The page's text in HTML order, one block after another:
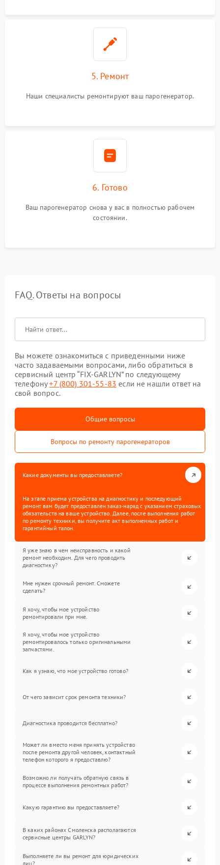
5. Ремонт
Наши специалисты ремонтируют ваш парогенератор.
6. Готово
Ваш парогенератор снова у вас в полностью рабочем
состоянии.
FAQ. Ответы на вопросы
Вы можете ознакомиться с приведенными ниже
часто задаваемыми вопросами, либо обратиться в
сервисный центр “FIX-GARLYN” по следующему
телефону+7 (800) 301-55-83 если не нашли ответ на
свой вопрос.
Общие вопросы
Вопросы по ремонту парогенераторов
Какие документы вы предоставляете?
На этапе приема устройства на диагностику и последующий
ремонт вам будет предоставлен заказ-наряд с указанием страховых
обязательств на ваше устройство. Далее, после выполнения работ
по ремонту техники, вы получите акт выполненных работ и
гарантийный талон.
Я уже знаю в чем неисправность и какой
ремонт необходим. Для чего проводить
диагностику?
Мне нужен срочный ремонт. Сможете
сделать?
Я хочу, чтобы мое устройство
ремонтировали при мне.
Я хочу, чтобы мое устройство
ремонтировалось только оригинальными
запчастями.
Как я узнаю, что мое устройство готово?
От чего зависит срок ремонта техники?
Диагностика проводится бесплатно?
Может ли вместо меня принять устройство
после ремонта другой человек, контактный
телефон которого я предоставлю?
Возможно ли получать обратную связь в
процессе выполнения ремонтных работ?
Какую гарантию вы предоставляете?
В каких районах Смоленска располагаются
сервисные центры GARLYN?
Выполняете ли вы ремонт для юридических
лиц?